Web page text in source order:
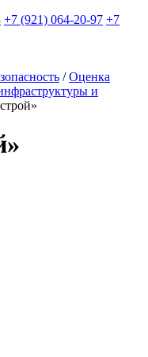
+7 (921) 064-20-97 +7
/Оценка
и